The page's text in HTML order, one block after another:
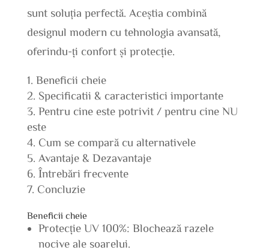
sunt soluția perfectă. Aceștia combină
designul modern cu tehnologia avansată,
oferindu-ți confort și protecție.
Beneficii cheie
Specificatii & caracteristici importante
Pentru cine este potrivit / pentru cine NU
este
Cum se compară cu alternativele
Avantaje & Dezavantaje
Întrebări frecvente
Concluzie
Beneficii cheie
Protecție UV 100%: Blochează razele
nocive ale soarelui.